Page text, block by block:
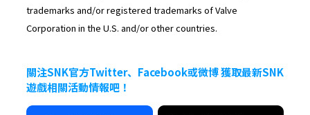
trademarks and/or registered trademarks of Valve
Corporation in the U.S. and/or other countries.
關注SNK官方Twitter、Facebook或微博 獲取最新SNK
遊戲相關活動情報吧！